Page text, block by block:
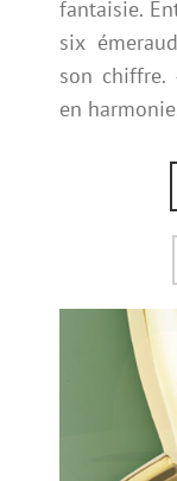
fantaisie.
six
son chiffre.
en